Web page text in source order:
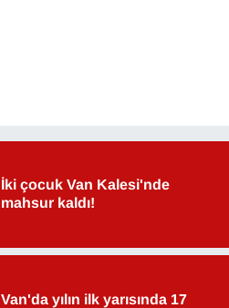
İki çocuk Van Kalesi'nde
mahsur kaldı!
Van'da yılın ilk yarısında 17